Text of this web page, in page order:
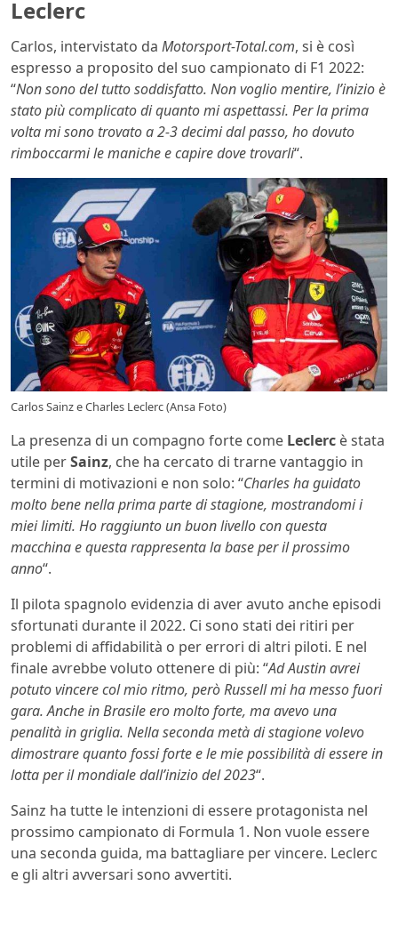
Leclerc
Carlos, intervistato da Motorsport-Total.com, si è così
espresso a proposito del suo campionato di F1 2022:
“Non sono del tutto soddisfatto. Non voglio mentire, l’inizio è
stato più complicato di quanto mi aspettassi. Per la prima
volta mi sono trovato a 2-3 decimi dal passo, ho dovuto
rimboccarmi le maniche e capire dove trovarli“.
Carlos Sainz e Charles Leclerc (Ansa Foto)
La presenza di un compagno forte come Leclerc è stata
utile perSainz, che ha cercato di trarne vantaggio in
termini di motivazioni e non solo: “Charles ha guidato
molto bene nella prima parte di stagione, mostrandomi i
miei limiti. Ho raggiunto un buon livello con questa
macchina e questa rappresenta la base per il prossimo
anno“.
Il pilota spagnolo evidenzia di aver avuto anche episodi
sfortunati durante il 2022. Ci sono stati dei ritiri per
problemi di affidabilità o per errori di altri piloti. E nel
finale avrebbe voluto ottenere di più: “Ad Austin avrei
potuto vincere col mio ritmo, però Russell mi ha messo fuori
gara. Anche in Brasile ero molto forte, ma avevo una
penalità in griglia. Nella seconda metà di stagione volevo
dimostrare quanto fossi forte e le mie possibilità di essere in
lotta per il mondiale dall’inizio del 2023“.
Sainz ha tutte le intenzioni di essere protagonista nel
prossimo campionato di Formula 1. Non vuole essere
una seconda guida, ma battagliare per vincere. Leclerc
e gli altri avversari sono avvertiti.